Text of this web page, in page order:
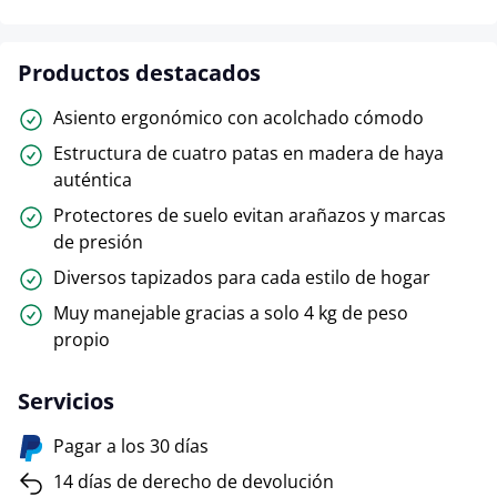
Productos destacados
Asiento ergonómico con acolchado cómodo
Estructura de cuatro patas en madera de haya
auténtica
Protectores de suelo evitan arañazos y marcas
de presión
Diversos tapizados para cada estilo de hogar
Muy manejable gracias a solo 4 kg de peso
propio
Servicios
Pagar a los 30 días
14 días de derecho de devolución